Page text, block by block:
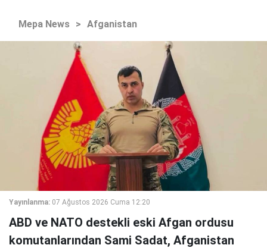
Mepa News > Afganistan
Yayınlanma: 07 Ağustos 2026 Cuma 12:20
ABD ve NATO destekli eski Afgan ordusu
komutanlarından Sami Sadat, Afganistan